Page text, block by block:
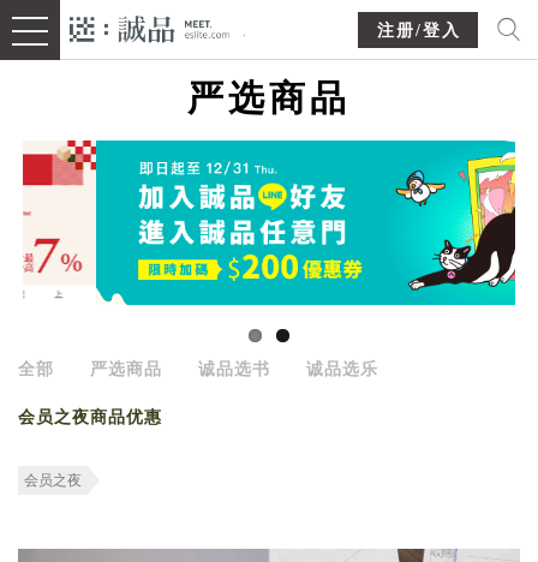
注册/登入
严选商品
全部 严选商品 诚品选书 诚品选乐
会员之夜商品优惠
会员之夜